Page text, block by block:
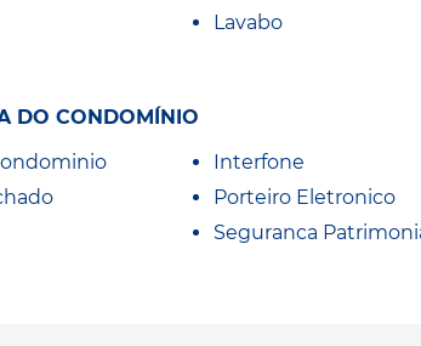
Lavabo
DO CONDOMÍNIO
Interfone
Porteiro Eletronico
Seguranca